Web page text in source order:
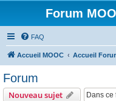
Forum
FAQ
Accueil MOOC Accueil
Forum
Nouveau sujet